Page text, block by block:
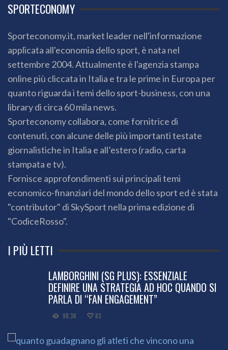
SPORTECONOMY
Sporteconomy.it, market leader nell'informazione
applicata all'economia dello sport, è nata nel
settembre 2004. Attualmente è l'agenzia stampa
online più cliccata in Italia e tra le prime in Europa per
quanto riguarda i temi dello sport-business, con una
library di circa 60 mila news.
Sporteconomy collabora, come fornitrice di
contenuti, con alcune delle più importanti testate
giornalistiche in Italia e all’estero (radio, carta
stampata e tv).
Fornisce approfondimenti sui principali temi
economico-finanziari del mondo dello sport ed è stata
"contributor" di SkySport nella prima edizione di
"CodiceRosso".
I PIÙ LETTI
LAMBORGHINI (SG PLUS): ESSENZIALE
DEFINIRE UNA STRATEGIA AD HOC QUANDO SI
PARLA DI “FAN ENGAGEMENT”
98.3K 83